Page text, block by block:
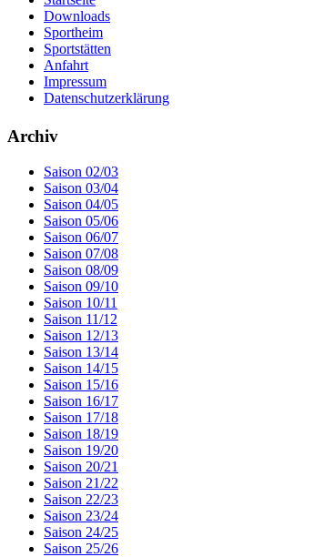
Downloads
Sportheim
Sportstätten
Anfahrt
Impressum
Datenschutzerklärung
Archiv
Saison 02/03
Saison 03/04
Saison 04/05
Saison 05/06
Saison 06/07
Saison 07/08
Saison 08/09
Saison 09/10
Saison 10/11
Saison 11/12
Saison 12/13
Saison 13/14
Saison 14/15
Saison 15/16
Saison 16/17
Saison 17/18
Saison 18/19
Saison 19/20
Saison 20/21
Saison 21/22
Saison 22/23
Saison 23/24
Saison 24/25
Saison 25/26